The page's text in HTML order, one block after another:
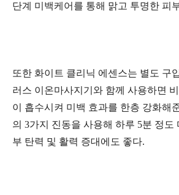
단계 미백케어를 통해 맑고 투명한 피
또한 화이트 클리닉 에센스는 별도 구
러스 이온마사지기와 함께 사용하면
이
흡수시켜 미백 효과를 한층 강화해
의 3가지 진동을 사용해 하루 5분 정도
부 탄력 및 활력 증대에도 좋다.